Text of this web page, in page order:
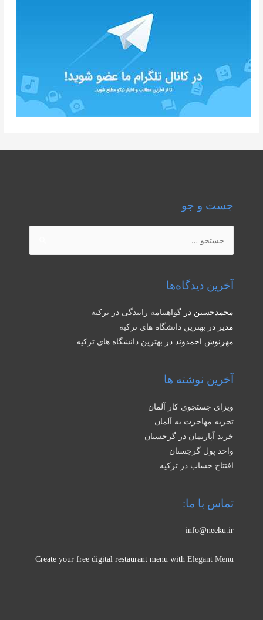
جست و جو
برای:
آخرین دیدگاه‌ها
محمدحسین در گواهینامه رانندگی در ترکیه
مدیر در بهترین دانشگاه های ترکیه
مهرنوش احمدوند در بهترین دانشگاه های ترکیه
آخرین نوشته ها
ویزای جستجوی کار آلمان
تجربه مهاجرت به آلمان
خرید آپارتمان در گرجستان
واحد پول گرجستان
افتتاح حساب در ترکیه
تماس با ما:
info@neeku.ir
Create your free digital restaurant menu with Elegant Menu